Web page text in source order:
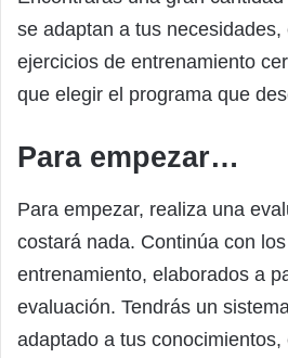
se adaptan a tus necesidades,
ejercicios de entrenamiento
que elegir el programa que
Para empezar…
Para empezar, realiza una
costará nada. Continúa con
entrenamiento, elaborados a
evaluación. Tendrás un
adaptado a tus